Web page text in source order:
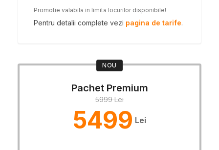
Promotie valabila in limita locurilor disponibile!
Pentru detalii complete vezi pagina de tarife.
NOU
Pachet Premium
5999 Lei
5499 Lei